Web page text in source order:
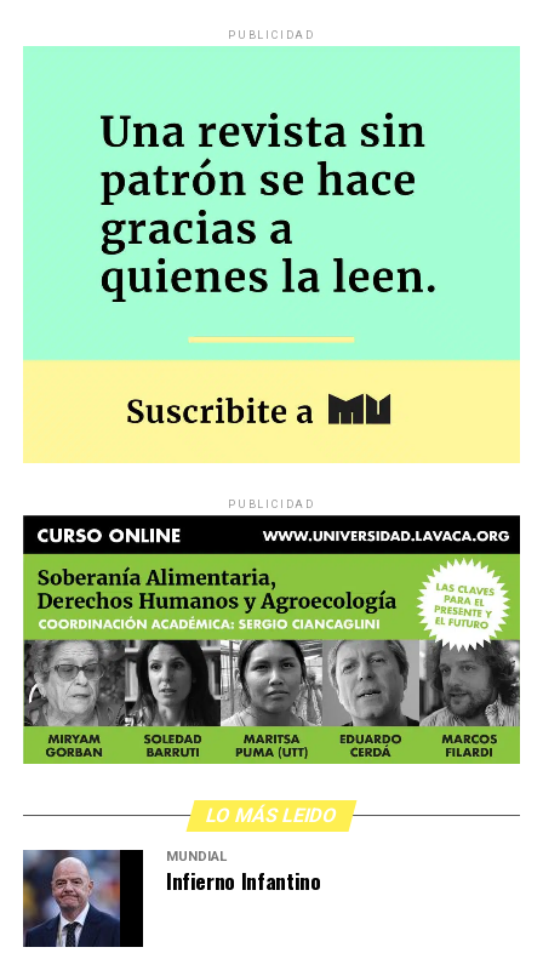
PUBLICIDAD
PUBLICIDAD
LO MÁS LEIDO
MUNDIAL
Infierno Infantino